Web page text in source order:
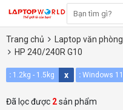
Trang chủ Laptop văn phòng
HP 240/240R G10
: 1.2kg - 1.5kg x : Windows 11
Đã lọc được 2sản phẩm